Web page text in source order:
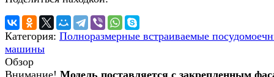
Категория: Полноразмерные встраиваемые
машины
Обзор
Внимание! Модель поставляется с закрепленным